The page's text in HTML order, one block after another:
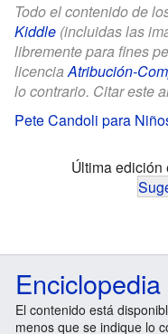
Todo el contenido de
Kiddle (incluidas las
libremente para fines
licenciaAtribución-
lo contrario. Citar este
Pete Candoli para
Última edición
El contenido está
menos que se indique lo